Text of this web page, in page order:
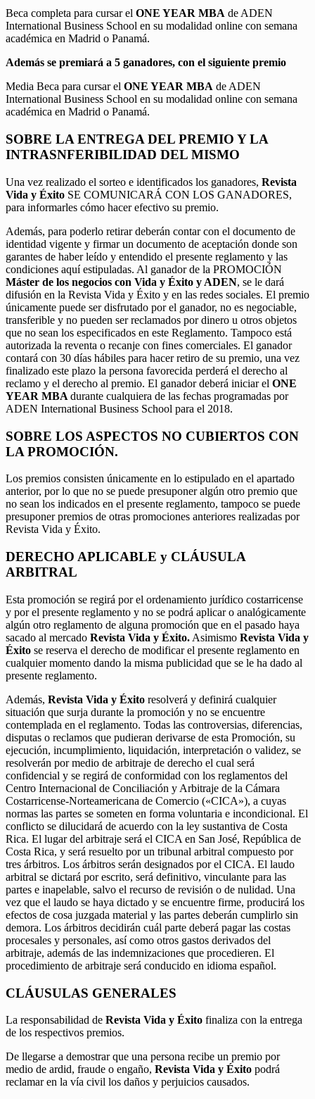
Beca completa para cursar el ONE YEAR MBA de ADEN
International Business School en su modalidad online con semana
académica en Madrid o Panamá.
Además se premiará a 5 ganadores, con el siguiente premio
Media Beca para cursar el ONE YEAR MBA de ADEN
International Business School en su modalidad online con semana
académica en Madrid o Panamá.
SOBRE LA ENTREGA DEL PREMIO Y LA
INTRASNFERIBILIDAD DEL MISMO
Una vez realizado el sorteo e identificados los ganadores, Revista
Vida y Éxito SE COMUNICARÁ CON LOS GANADORES,
para informarles cómo hacer efectivo su premio.
Además, para poderlo retirar deberán contar con el documento de
identidad vigente y firmar un documento de aceptación donde son
garantes de haber leído y entendido el presente reglamento y las
condiciones aquí estipuladas. Al ganador de la PROMOCIÓN
Máster de los negocios con Vida y Éxito y ADEN, se le dará
difusión en la Revista Vida y Éxito y en las redes sociales. El premio
únicamente puede ser disfrutado por el ganador, no es negociable,
transferible y no pueden ser reclamados por dinero u otros objetos
que no sean los especificados en este Reglamento. Tampoco está
autorizada la reventa o recanje con fines comerciales. El ganador
contará con 30 días hábiles para hacer retiro de su premio, una vez
finalizado este plazo la persona favorecida perderá el derecho al
reclamo y el derecho al premio. El ganador deberá iniciar el ONE
YEAR MBA durante cualquiera de las fechas programadas por
ADEN International Business School para el 2018.
SOBRE LOS ASPECTOS NO CUBIERTOS CON
LA PROMOCIÓN.
Los premios consisten únicamente en lo estipulado en el apartado
anterior, por lo que no se puede presuponer algún otro premio que
no sean los indicados en el presente reglamento, tampoco se puede
presuponer premios de otras promociones anteriores realizadas por
Revista Vida y Éxito.
DERECHO APLICABLE y CLÁUSULA
ARBITRAL
Esta promoción se regirá por el ordenamiento jurídico costarricense
y por el presente reglamento y no se podrá aplicar o analógicamente
algún otro reglamento de alguna promoción que en el pasado haya
sacado al mercado Revista Vida y Éxito. Asimismo Revista Vida y
Éxito se reserva el derecho de modificar el presente reglamento en
cualquier momento dando la misma publicidad que se le ha dado al
presente reglamento.
Además, Revista Vida y Éxito resolverá y definirá cualquier
situación que surja durante la promoción y no se encuentre
contemplada en el reglamento. Todas las controversias, diferencias,
disputas o reclamos que pudieran derivarse de esta Promoción, su
ejecución, incumplimiento, liquidación, interpretación o validez, se
resolverán por medio de arbitraje de derecho el cual será
confidencial y se regirá de conformidad con los reglamentos del
Centro Internacional de Conciliación y Arbitraje de la Cámara
Costarricense-Norteamericana de Comercio («CICA»), a cuyas
normas las partes se someten en forma voluntaria e incondicional. El
conflicto se dilucidará de acuerdo con la ley sustantiva de Costa
Rica. El lugar del arbitraje será el CICA en San José, República de
Costa Rica, y será resuelto por un tribunal arbitral compuesto por
tres árbitros. Los árbitros serán designados por el CICA. El laudo
arbitral se dictará por escrito, será definitivo, vinculante para las
partes e inapelable, salvo el recurso de revisión o de nulidad. Una
vez que el laudo se haya dictado y se encuentre firme, producirá los
efectos de cosa juzgada material y las partes deberán cumplirlo sin
demora. Los árbitros decidirán cuál parte deberá pagar las costas
procesales y personales, así como otros gastos derivados del
arbitraje, además de las indemnizaciones que procedieren. El
procedimiento de arbitraje será conducido en idioma español.
CLÁUSULAS GENERALES
La responsabilidad de Revista Vida y Éxito finaliza con la entrega
de los respectivos premios.
De llegarse a demostrar que una persona recibe un premio por
medio de ardid, fraude o engaño, Revista Vida y Éxito podrá
reclamar en la vía civil los daños y perjuicios causados.